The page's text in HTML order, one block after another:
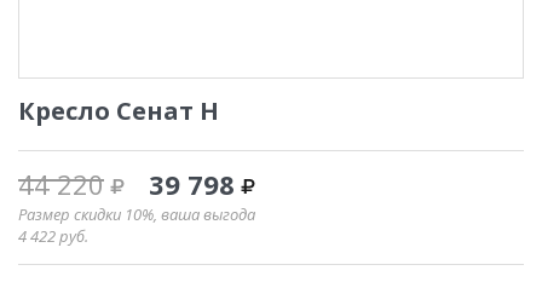
Кресло Сенат Н
44 220 39 798
Размер скидки 10%, ваша выгода
4 422руб.